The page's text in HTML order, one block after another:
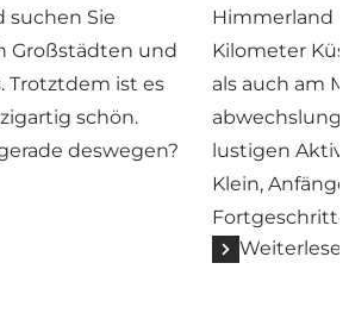
suchen Sie
Großstädten und
Trotztdem ist es
schön.
deswegen?
Himmerland
Kilometer
als auch am
lustigen
Klein,